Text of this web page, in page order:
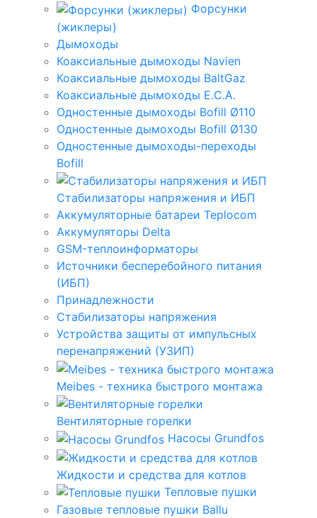
Форсунки
(жиклеры)
Дымоходы
Коаксиальные дымоходы Navien
Коаксиальные дымоходы BaltGaz
Коаксиальные дымоходы E.C.A.
Одностенные дымоходы Bofill Ø110
Одностенные дымоходы Bofill Ø130
Одностенные дымоходы-переходы
Bofill
Стабилизаторы напряжения и ИБП
Аккумуляторные батареи Teplocom
Аккумуляторы Delta
GSM-теплоинформаторы
Источники бесперебойного питания
(ИБП)
Принадлежности
Стабилизаторы напряжения
Устройства защиты от импульсных
перенапряжений (УЗИП)
Meibes - техника быстрого монтажа
Вентиляторные горелки
Насосы Grundfos
Жидкости и средства для котлов
Тепловые пушки
Газовые тепловые пушки Ballu